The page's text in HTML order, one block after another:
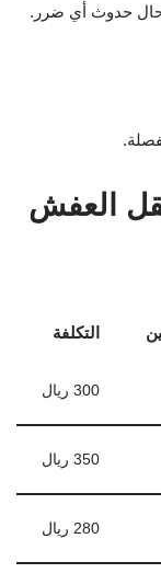
حال حدوث أي ضرر.
العفش
التكلفة
300 ريال
350 ريال
280 ريال